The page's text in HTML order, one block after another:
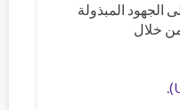
الجهود المبذولة
من خلال